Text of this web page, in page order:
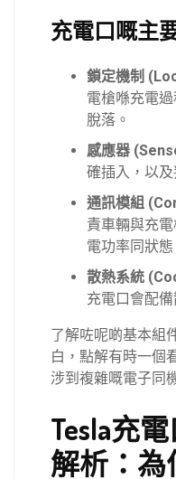
充電口嘅主
鎖定機制
電槍喺充電
脫落。
感應器
確插入，以
通訊模組
責車輛與充
電功率同狀態
散熱系統
充電口會配
了解咗呢啲基本組
白，點解有時一個
涉到複雜嘅電子同
Tesla充
解析：為